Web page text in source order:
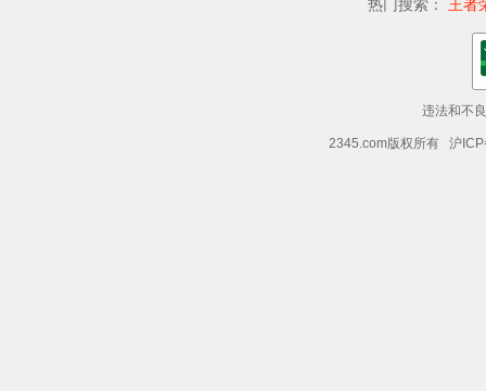
热门搜索： 王者
违法和不
2345.com版权所有 沪